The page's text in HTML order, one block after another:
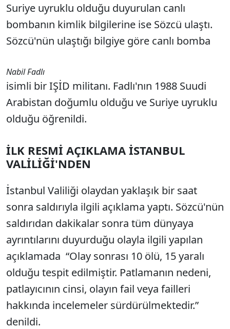
Suriye uyruklu olduğu duyurulan canlı
bombanın kimlik bilgilerine ise Sözcü ulaştı.
Sözcü'nün ulaştığı bilgiye göre canlı bomba
Nabil Fadlı
isimli bir IŞİD militanı. Fadlı'nın 1988 Suudi
Arabistan doğumlu olduğu ve Suriye uyruklu
olduğu öğrenildi.
İLK RESMİ AÇIKLAMA İSTANBUL
VALİLİĞİ'NDEN
İstanbul Valiliği olaydan yaklaşık bir saat
sonra saldırıyla ilgili açıklama yaptı. Sözcü'nün
saldırıdan dakikalar sonra tüm dünyaya
ayrıntılarını duyurduğu olayla ilgili yapılan
açıklamada “Olay sonrası 10 ölü, 15 yaralı
olduğu tespit edilmiştir. Patlamanın nedeni,
patlayıcının cinsi, olayın fail veya failleri
hakkında incelemeler sürdürülmektedir.”
denildi.